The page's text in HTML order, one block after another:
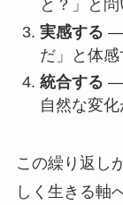
と？」と
実感する —
だ」と体感
統合する —
自然な変
この繰り返し
しく生きる軸